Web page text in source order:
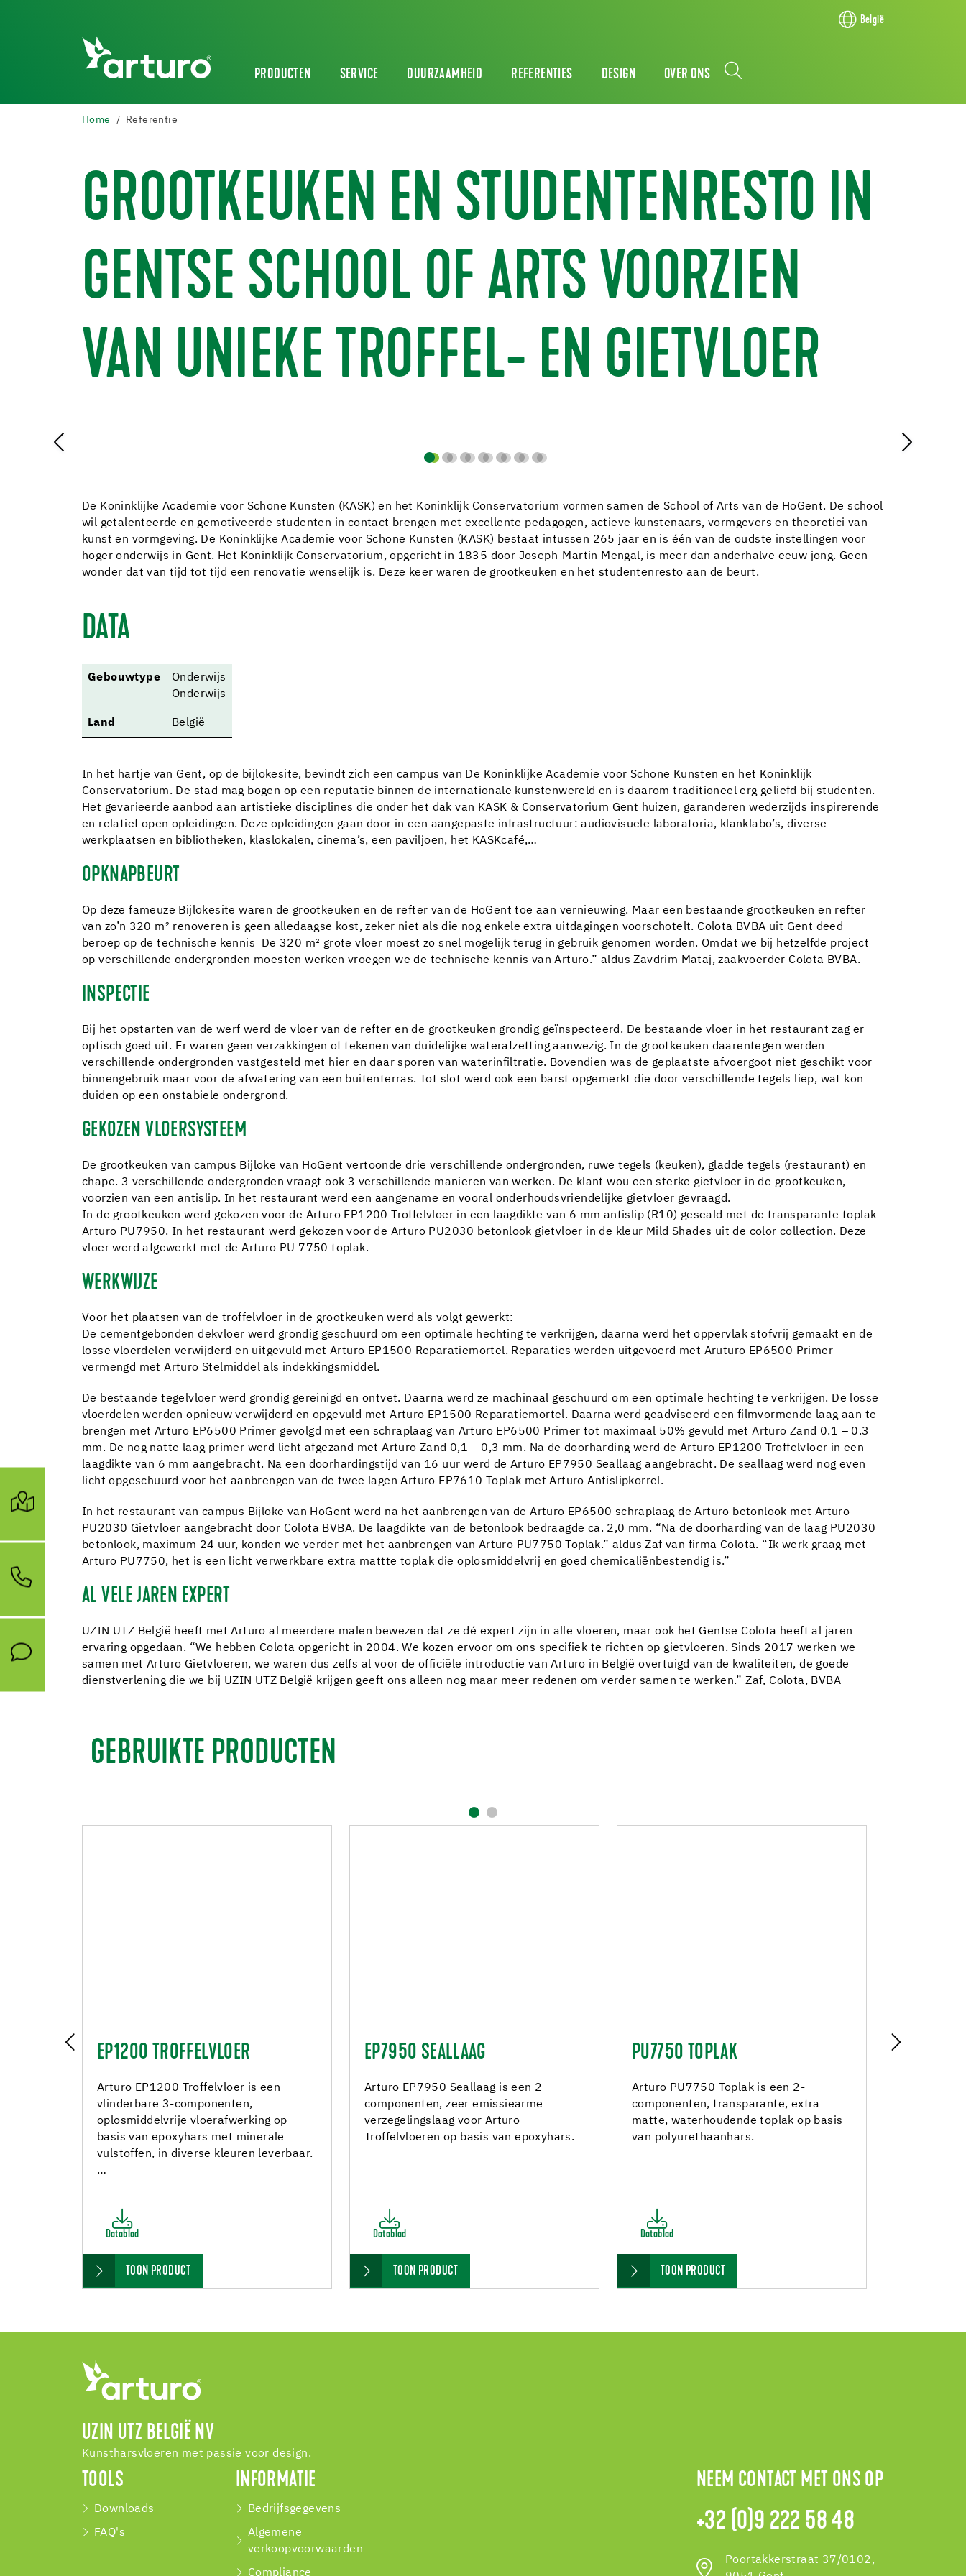
België
PRODUCTEN SERVICE DUURZAAMHEID REFERENTIES DESIGN OVER ONS
Home Referentie
GROOTKEUKEN EN STUDENTENRESTO IN
GENTSE SCHOOL OF ARTS VOORZIEN
VAN UNIEKE TROFFEL- EN GIETVLOER
De Koninklijke Academie voor Schone Kunsten (KASK) en het Koninklijk Conservatorium vormen samen de School of Arts van de HoGent. De school
wil getalenteerde en gemotiveerde studenten in contact brengen met excellente pedagogen, actieve kunstenaars, vormgevers en theoretici van
kunst en vormgeving. De Koninklijke Academie voor Schone Kunsten (KASK) bestaat intussen 265 jaar en is één van de oudste instellingen voor
hoger onderwijs in Gent. Het Koninklijk Conservatorium, opgericht in 1835 door Joseph-Martin Mengal, is meer dan anderhalve eeuw jong. Geen
wonder dat van tijd tot tijd een renovatie wenselijk is. Deze keer waren de grootkeuken en het studentenresto aan de beurt.
DATA
Gebouwtype
Onderwijs
Onderwijs
Land België
In het hartje van Gent, op de bijlokesite, bevindt zich een campus van De Koninklijke Academie voor Schone Kunsten en het Koninklijk
Conservatorium. De stad mag bogen op een reputatie binnen de internationale kunstenwereld en is daarom traditioneel erg geliefd bij studenten.
Het gevarieerde aanbod aan artistieke disciplines die onder het dak van KASK & Conservatorium Gent huizen, garanderen wederzijds inspirerende
en relatief open opleidingen. Deze opleidingen gaan door in een aangepaste infrastructuur: audiovisuele laboratoria, klanklabo’s, diverse
werkplaatsen en bibliotheken, klaslokalen, cinema’s, een paviljoen, het KASKcafé,…
OPKNAPBEURT
Op deze fameuze Bijlokesite waren de grootkeuken en de refter van de HoGent toe aan vernieuwing. Maar een bestaande grootkeuken en refter
van zo’n 320 m² renoveren is geen alledaagse kost, zeker niet als die nog enkele extra uitdagingen voorschotelt. Colota BVBA uit Gent deed
beroep op de technische kennis De 320 m² grote vloer moest zo snel mogelijk terug in gebruik genomen worden. Omdat we bij hetzelfde project
op verschillende ondergronden moesten werken vroegen we de technische kennis van Arturo.” aldus Zavdrim Mataj, zaakvoerder Colota BVBA.
INSPECTIE
Bij het opstarten van de werf werd de vloer van de refter en de grootkeuken grondig geïnspecteerd. De bestaande vloer in het restaurant zag er
optisch goed uit. Er waren geen verzakkingen of tekenen van duidelijke waterafzetting aanwezig. In de grootkeuken daarentegen werden
verschillende ondergronden vastgesteld met hier en daar sporen van waterinfiltratie. Bovendien was de geplaatste afvoergoot niet geschikt voor
binnengebruik maar voor de afwatering van een buitenterras. Tot slot werd ook een barst opgemerkt die door verschillende tegels liep, wat kon
duiden op een onstabiele ondergrond.
GEKOZEN VLOERSYSTEEM
De grootkeuken van campus Bijloke van HoGent vertoonde drie verschillende ondergronden, ruwe tegels (keuken), gladde tegels (restaurant) en
chape. 3 verschillende ondergronden vraagt ook 3 verschillende manieren van werken. De klant wou een sterke gietvloer in de grootkeuken,
voorzien van een antislip. In het restaurant werd een aangename en vooral onderhoudsvriendelijke gietvloer gevraagd.
In de grootkeuken werd gekozen voor de Arturo EP1200 Troffelvloer in een laagdikte van 6 mm antislip (R10) geseald met de transparante toplak
Arturo PU7950. In het restaurant werd gekozen voor de Arturo PU2030 betonlook gietvloer in de kleur Mild Shades uit de color collection. Deze
vloer werd afgewerkt met de Arturo PU 7750 toplak.
WERKWIJZE
Voor het plaatsen van de troffelvloer in de grootkeuken werd als volgt gewerkt:
De cementgebonden dekvloer werd grondig geschuurd om een optimale hechting te verkrijgen, daarna werd het oppervlak stofvrij gemaakt en de
losse vloerdelen verwijderd en uitgevuld met Arturo EP1500 Reparatiemortel. Reparaties werden uitgevoerd met Aruturo EP6500 Primer
vermengd met Arturo Stelmiddel als indekkingsmiddel.
De bestaande tegelvloer werd grondig gereinigd en ontvet. Daarna werd ze machinaal geschuurd om een optimale hechting te verkrijgen. De losse
vloerdelen werden opnieuw verwijderd en opgevuld met Arturo EP1500 Reparatiemortel. Daarna werd geadviseerd een filmvormende laag aan te
brengen met Arturo EP6500 Primer gevolgd met een schraplaag van Arturo EP6500 Primer tot maximaal 50% gevuld met Arturo Zand 0.1 – 0.3
mm. De nog natte laag primer werd licht afgezand met Arturo Zand 0,1 – 0,3 mm. Na de doorharding werd de Arturo EP1200 Troffelvloer in een
laagdikte van 6 mm aangebracht. Na een doorhardingstijd van 16 uur werd de Arturo EP7950 Seallaag aangebracht. De seallaag werd nog even
licht opgeschuurd voor het aanbrengen van de twee lagen Arturo EP7610 Toplak met Arturo Antislipkorrel.
In het restaurant van campus Bijloke van HoGent werd na het aanbrengen van de Arturo EP6500 schraplaag de Arturo betonlook met Arturo
PU2030 Gietvloer aangebracht door Colota BVBA. De laagdikte van de betonlook bedraagde ca. 2,0 mm. “Na de doorharding van de laag PU2030
betonlook, maximum 24 uur, konden we verder met het aanbrengen van Arturo PU7750 Toplak.” aldus Zaf van firma Colota. “Ik werk graag met
Arturo PU7750, het is een licht verwerkbare extra mattte toplak die oplosmiddelvrij en goed chemicaliënbestendig is.”
AL VELE JAREN EXPERT
UZIN UTZ België heeft met Arturo al meerdere malen bewezen dat ze dé expert zijn in alle vloeren, maar ook het Gentse Colota heeft al jaren
ervaring opgedaan. “We hebben Colota opgericht in 2004. We kozen ervoor om ons specifiek te richten op gietvloeren. Sinds 2017 werken we
samen met Arturo Gietvloeren, we waren dus zelfs al voor de officiële introductie van Arturo in België overtuigd van de kwaliteiten, de goede
dienstverlening die we bij UZIN UTZ België krijgen geeft ons alleen nog maar meer redenen om verder samen te werken.” Zaf, Colota, BVBA
GEBRUIKTE PRODUCTEN
EP1200 TROFFELVLOER
Arturo EP1200 Troffelvloer is een
vlinderbare 3-componenten,
oplosmiddelvrije vloerafwerking op
basis van epoxyhars met minerale
vulstoffen, in diverse kleuren leverbaar.
…
Datablad
TOON PRODUCT
EP7950 SEALLAAG
Arturo EP7950 Seallaag is een 2
componenten, zeer emissiearme
verzegelingslaag voor Arturo
Troffelvloeren op basis van epoxyhars.
Datablad
TOON PRODUCT
PU7750 TOPLAK
Arturo PU7750 Toplak is een 2-
componenten, transparante, extra
matte, waterhoudende toplak op basis
van polyurethaanhars.
Datablad
TOON PRODUCT
UZIN UTZ BELGIË NV
Kunstharsvloeren met passie voor design.
TOOLS
Downloads
FAQ's
INFORMATIE
Bedrijfsgegevens
Algemene
verkoopvoorwaarden
Compliance
NEEM CONTACT MET ONS OP
+32 (0)9 222 58 48
Poortakkerstraat 37/0102,